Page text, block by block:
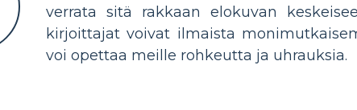
verrata sitä rakkaan elokuvan
kirjoittajat voivat ilmaista
voi opettaa meille rohkeutta ja uhrauksia.